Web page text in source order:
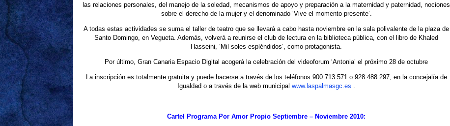
las relaciones personales, del manejo de la soledad, mecanismos de apoyo y preparación a la maternidad y paternidad, nociones
sobre el derecho de la mujer y el denominado ‘Vive el momento presente’.
A todas estas actividades se suma el taller de teatro que se llevará a cabo hasta noviembre en la sala polivalente de la plaza de
Santo Domingo, en Vegueta. Además, volverá a reunirse el club de lectura en la biblioteca pública, con el libro de Khaled
Hasseini, ‘Mil soles espléndidos’, como protagonista.
Por último, Gran Canaria Espacio Digital acogerá la celebración del videoforum ‘Antonia’ el próximo 28 de octubre
La inscripción es totalmente gratuita y puede hacerse a través de los teléfonos 900 713 571 o 928 488 297, en la concejalía de
Igualdad o a través de la web municipal www.laspalmasgc.es
Cartel Programa Por Amor Propio Septiembre – Noviembre 2010: